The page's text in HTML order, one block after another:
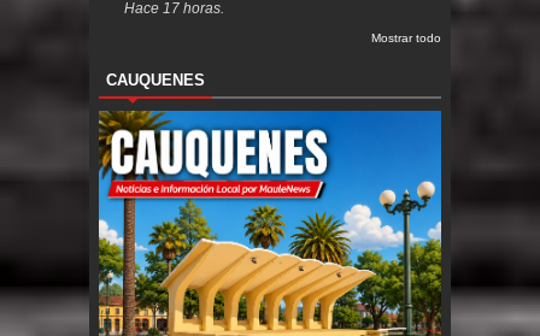
Hace 17 horas.
Mostrar todo
CAUQUENES